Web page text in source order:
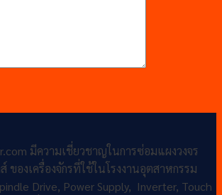
มีความเชี่ยวชาญในการซ่อมแผงวงจร
ของเครื่องจักรที่ใช้ในโรงงานอุตสาหกรรม
Drive, Power Supply, Inverter, Touch